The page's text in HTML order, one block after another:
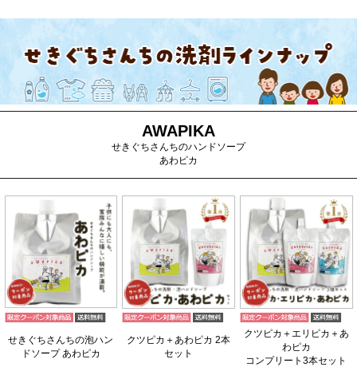
AWAPIKA
せきぐちさんちのハンドソープ
あわピカ
せきぐちさんちの泡ハン
ドソープ あわピカ
クツピカ＋あわピカ 2本
セット
クツピカ＋エリピカ＋あ
わピカ
コンプリート3本セット